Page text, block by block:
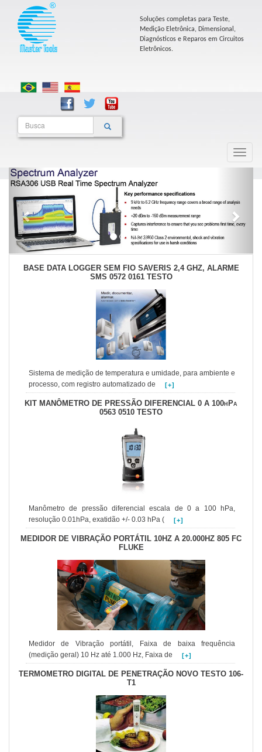
Soluções completas para Teste,
Medição Eletrônica, Dimensional,
Diagnósticos e Reparos em Circuitos
Eletrônicos.
BASE DATA LOGGER SEM FIO SAVERIS 2,4 GHZ, ALARME
SMS 0572 0161 TESTO
Sistema de medição de temperatura e umidade, para ambiente e
processo, com registro automatizado de
[+]
KIT MANÔMETRO DE PRESSÃO DIFERENCIAL 0 A 100hPa
0563 0510 TESTO
Manômetro de pressão diferencial escala de 0 a 100 hPa,
resolução 0.01hPa, exatidão +/- 0.03 hPa (
[+]
MEDIDOR DE VIBRAÇÃO PORTÁTIL 10HZ A 20.000HZ 805 FC
FLUKE
Medidor de Vibração portátil, Faixa de baixa frequência
(medição geral) 10 Hz até 1.000 Hz, Faixa de
[+]
TERMOMETRO DIGITAL DE PENETRAÇÃO NOVO TESTO 106-
T1